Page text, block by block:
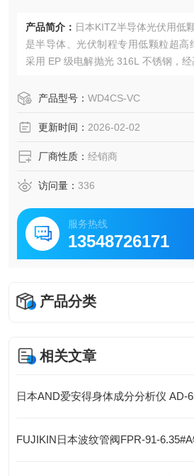
产品简介： 日本KITZ半导体光伏用低
是半导体、光伏制程专用低颗粒超高
采用 EP 级电解抛光 316L 不锈钢，经
化内部容积，实现气体置换性，搭配
Pa，适配各类超高纯工艺气体，是精
产品型号： WD4CS-VC
更新时间： 2026-02-02
厂商性质： 经销商
访问量： 336
服务热线
13548726171
产品分类
相关文章
FUJIKIN日本波纹管阀FPR-91-